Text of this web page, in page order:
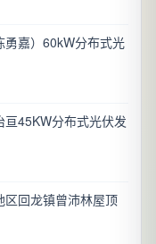
嘉）60kW分布式光
45KW分布式光伏发
回龙镇曾沛林屋顶